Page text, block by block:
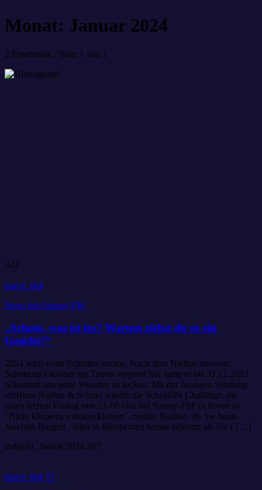
Monat: Januar 2024
2 Ergebnisse / Seite 1 von 1
AD
insert_link
News bei Sunray-FM
„Schoto, was ist los? Warum ziehst du so ein
Gesicht?“
2024 wirft seine Schatten voraus. Nach dem Nadine unserem
Schoto im Oktober ein Tattoo verpasst hat, hatte er bis 31.12.2023
Schonzeit um seine Wunden zu lecken. Mit der heutigen Sendung
eröffnen Nadine & Schoto wieder die SchoBiPa Challenge, die
jeden letzten Freitag von 21-00 Uhr bei Sunray-FM zu hören ist.
"Nicht kleckern sondern klotzen", meinte Nadine, als Sie heute
Joachim Burgert , allen in Blaubeuren besser bekannt als Joe ( […]
today31. Januar 2024 207
insert_link 17